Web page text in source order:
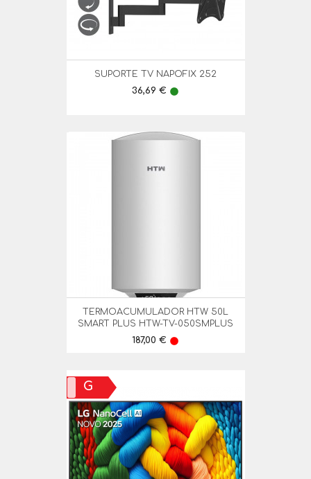
SUPORTE TV NAPOFIX 252
Preço
36,69 € lens
TERMOACUMULADOR HTW 50L
SMART PLUS HTW-TV-050SMPLUS
Preço
187,00 € lens
G